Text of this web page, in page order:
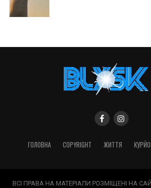
ГОЛОВНА COPYRIGHT ЖИТТЯ
ВСІ ПРАВА НА МАТЕРІАЛИ РОЗМІЩЕНІ НА